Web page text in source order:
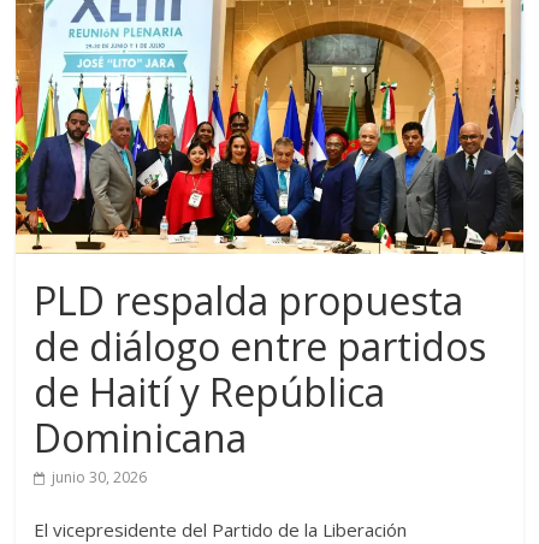
PLD respalda propuesta
de diálogo entre partidos
de Haití y República
Dominicana
junio 30, 2026
El vicepresidente del Partido de la Liberación